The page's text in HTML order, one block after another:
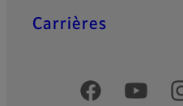
Carrières
Comptes officiels